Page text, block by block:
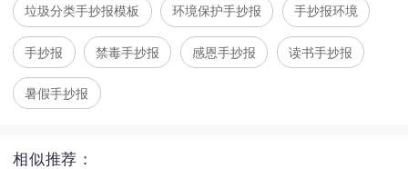
垃圾分类手抄报模板 环境保护手抄报 手抄报环境
手抄报 禁毒手抄报 感恩手抄报 读书手抄报
暑假手抄报
相似推荐：